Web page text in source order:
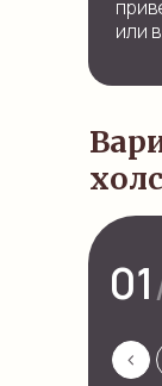
или
01
<